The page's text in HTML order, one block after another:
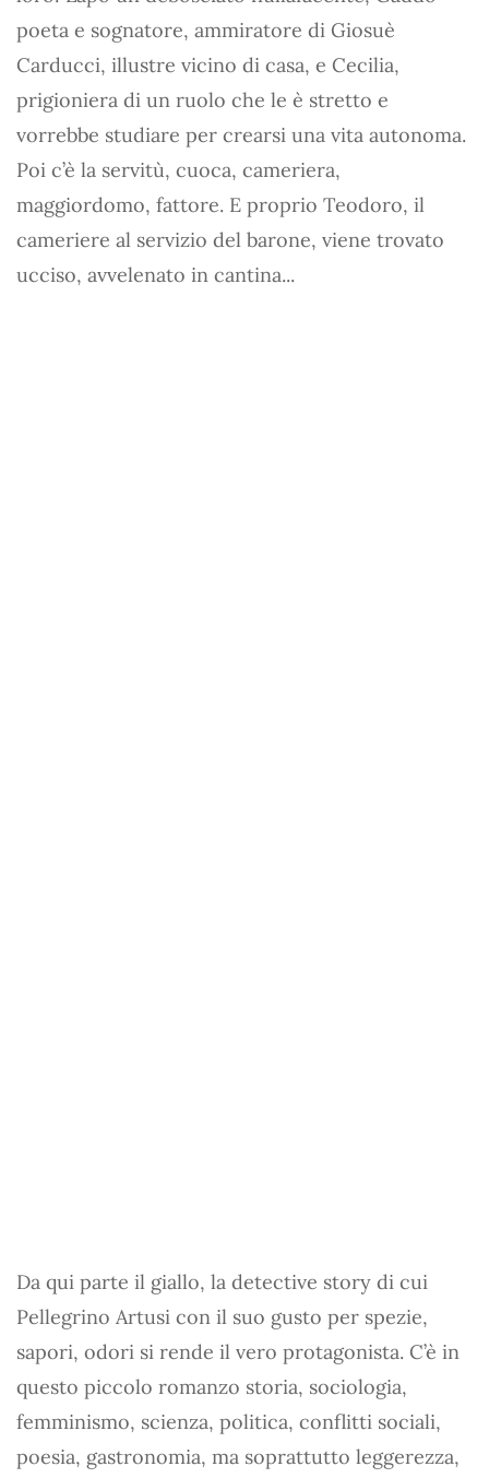
poeta e sognatore, ammiratore di Giosuè
Carducci, illustre vicino di casa, e Cecilia,
prigioniera di un ruolo che le è stretto e
vorrebbe studiare per crearsi una vita autonoma.
Poi c’è la servitù, cuoca, cameriera,
maggiordomo, fattore. E proprio Teodoro, il
cameriere al servizio del barone, viene trovato
ucciso, avvelenato in cantina...
Da qui parte il giallo, la detective story di cui
Pellegrino Artusi con il suo gusto per spezie,
sapori, odori si rende il vero protagonista. C’è in
questo piccolo romanzo storia, sociologia,
femminismo, scienza, politica, conflitti sociali,
poesia, gastronomia, ma soprattutto leggerezza,